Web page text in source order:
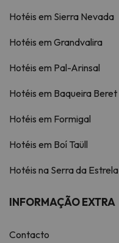
Hotéis em Sierra Nevada
Hotéis em Grandvalira
Hotéis em Pal-Arinsal
Hotéis em Baqueira Beret
Hotéis em Formigal
Hotéis em Boí Taüll
Hotéis na Serra da Estrela
INFORMAÇÃO EXTRA
Contacto